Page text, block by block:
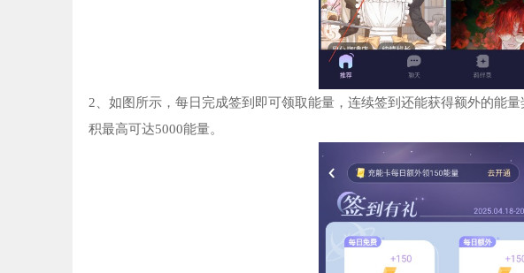
2、如图所示，每日完成签到即可领取能量，连续签到还能获得额外的能
积最高可达5000能量。